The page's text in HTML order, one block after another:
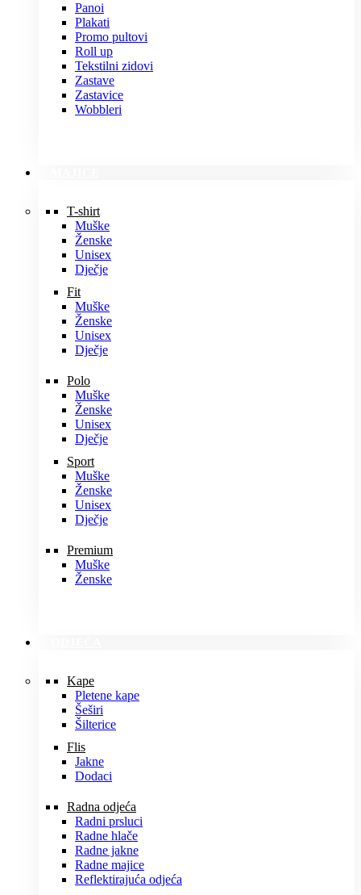
Panoi
Plakati
Promo pultovi
Roll up
Tekstilni zidovi
Zastave
Zastavice
Wobbleri
T-shirt
Muške
Ženske
Unisex
Dječje
Fit
Muške
Ženske
Unisex
Dječje
Polo
Muške
Ženske
Unisex
Dječje
Sport
Muške
Ženske
Unisex
Dječje
Premium
Muške
Ženske
Kape
Pletene kape
Šeširi
Šilterice
Flis
Jakne
Dodaci
Radna odjeća
Radni prsluci
Radne hlače
Radne jakne
Radne majice
Reflektirajuća odjeća